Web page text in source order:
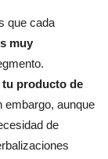
que cada
muy
tu producto de
embargo, aunque
de